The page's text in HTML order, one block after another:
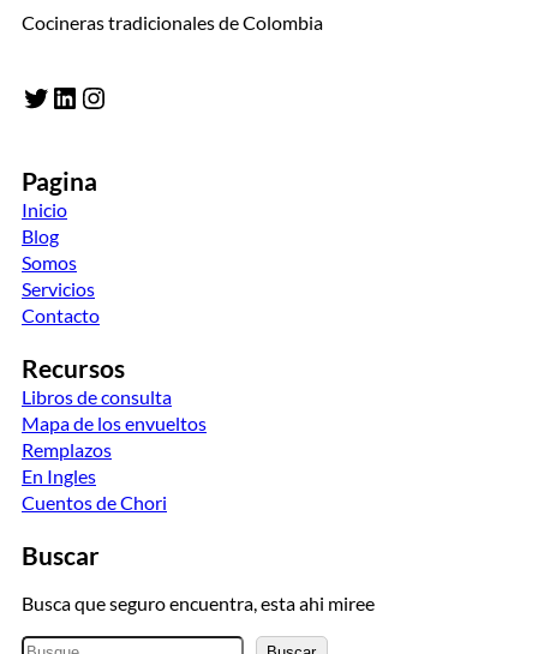
Cocineras tradicionales de Colombia
Twitter LinkedIn Instagram
Pagina
Inicio
Blog
Somos
Servicios
Contacto
Recursos
Libros de consulta
Mapa de los envueltos
Remplazos
En Ingles
Cuentos de Chori
Buscar
Busca que seguro encuentra, esta ahi miree
B